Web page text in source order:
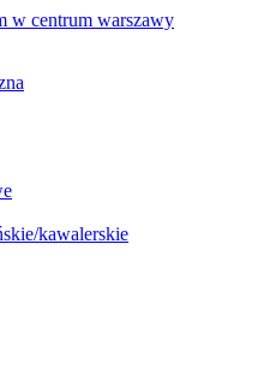
kawalerskie